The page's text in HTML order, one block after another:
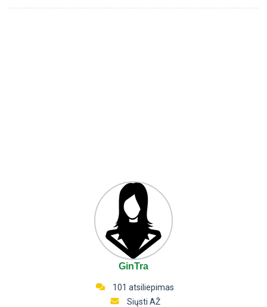
GinTra
101 atsiliepimas
Siųsti AŽ